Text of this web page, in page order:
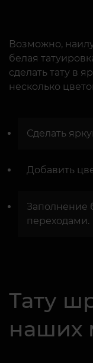
Возможно,
белая
сделать тату в
несколько
Сделать
Добавить
Заполнение
переходами.
Тату
наших